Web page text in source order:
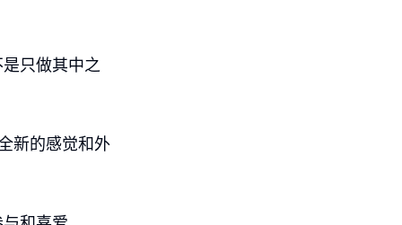
只做其中之
新的感觉和外